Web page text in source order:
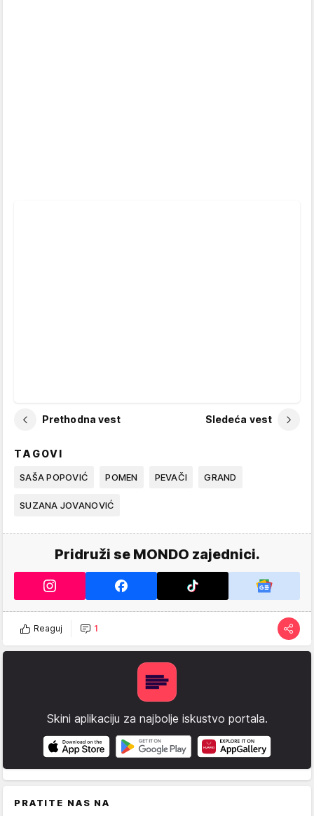
Prethodna vest Sledeća vest
TAGOVI
SAŠA POPOVIĆ POMEN PEVAČI GRAND
SUZANA JOVANOVIĆ
Pridruži se MONDO zajednici.
Reaguj 1
Skini aplikaciju za najbolje iskustvo portala.
PRATITE NAS NA